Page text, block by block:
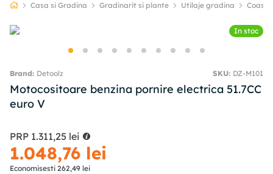
Casa si Gradina Gradinarit si plante Utilaje gradina Coase
In stoc
Detoolz SKU: DZ-M101
Motocositoare benzina pornire electrica 51.7CC
euro V
PRP 1.311,25 lei
1.048,76 lei
Economisesti 262,49 lei